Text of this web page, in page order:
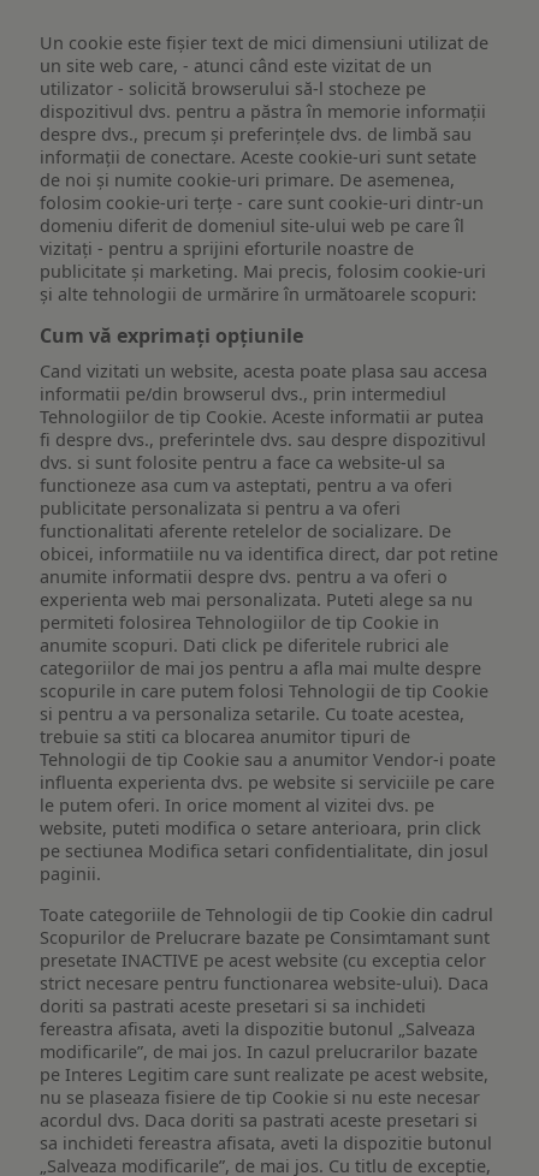
Un cookie este fişier text de mici dimensiuni utilizat de
un site web care, - atunci când este vizitat de un
utilizator - solicită browserului să-l stocheze pe
dispozitivul dvs. pentru a păstra în memorie informații
despre dvs., precum și preferințele dvs. de limbă sau
informații de conectare. Aceste cookie-uri sunt setate
de noi și numite cookie-uri primare. De asemenea,
folosim cookie-uri terțe - care sunt cookie-uri dintr-un
domeniu diferit de domeniul site-ului web pe care îl
vizitați - pentru a sprijini eforturile noastre de
publicitate și marketing. Mai precis, folosim cookie-uri
și alte tehnologii de urmărire în următoarele scopuri:
Cum vă exprimați opțiunile
Cand vizitati un website, acesta poate plasa sau accesa
informatii pe/din browserul dvs., prin intermediul
Tehnologiilor de tip Cookie. Aceste informatii ar putea
fi despre dvs., preferintele dvs. sau despre dispozitivul
dvs. si sunt folosite pentru a face ca website-ul sa
functioneze asa cum va asteptati, pentru a va oferi
publicitate personalizata si pentru a va oferi
functionalitati aferente retelelor de socializare. De
obicei, informatiile nu va identifica direct, dar pot retine
anumite informatii despre dvs. pentru a va oferi o
experienta web mai personalizata. Puteti alege sa nu
permiteti folosirea Tehnologiilor de tip Cookie in
anumite scopuri. Dati click pe diferitele rubrici ale
categoriilor de mai jos pentru a afla mai multe despre
scopurile in care putem folosi Tehnologii de tip Cookie
si pentru a va personaliza setarile. Cu toate acestea,
trebuie sa stiti ca blocarea anumitor tipuri de
Tehnologii de tip Cookie sau a anumitor Vendor-i poate
influenta experienta dvs. pe website si serviciile pe care
le putem oferi. In orice moment al vizitei dvs. pe
website, puteti modifica o setare anterioara, prin click
pe sectiunea Modifica setari confidentialitate, din josul
paginii.
Toate categoriile de Tehnologii de tip Cookie din cadrul
Scopurilor de Prelucrare bazate pe Consimtamant sunt
presetate INACTIVE pe acest website (cu exceptia celor
strict necesare pentru functionarea website-ului). Daca
doriti sa pastrati aceste presetari si sa inchideti
fereastra afisata, aveti la dispozitie butonul „Salveaza
modificarile”, de mai jos. In cazul prelucrarilor bazate
pe Interes Legitim care sunt realizate pe acest website,
nu se plaseaza fisiere de tip Cookie si nu este necesar
acordul dvs. Daca doriti sa pastrati aceste presetari si
sa inchideti fereastra afisata, aveti la dispozitie butonul
„Salveaza modificarile”, de mai jos. Cu titlu de exceptie,